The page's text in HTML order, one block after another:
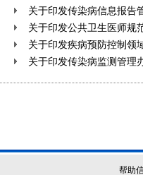
关于印发传染病信息报告
关于印发公共卫生医师规
关于印发疾病预防控制领
关于印发传染病监测管理
帮助